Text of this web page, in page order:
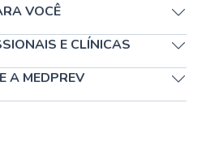
VOCÊ
E CLÍNICAS
A MEDPREV